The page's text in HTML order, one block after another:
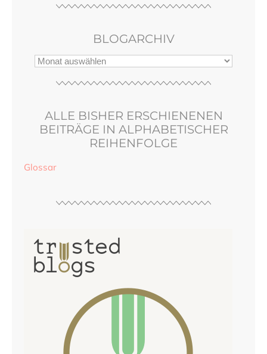
BLOGARCHIV
ALLE BISHER ERSCHIENENEN
BEITRÄGE IN ALPHABETISCHER
REIHENFOLGE
Glossar